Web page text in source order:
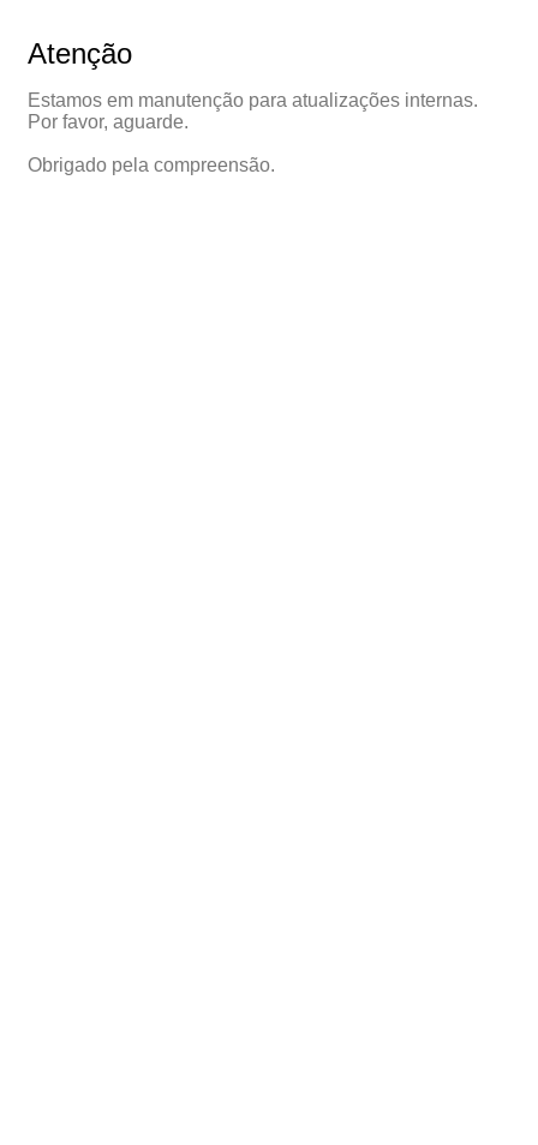
Atenção
Estamos em manutenção para atualizações internas.
Por favor, aguarde.
Obrigado pela compreensão.